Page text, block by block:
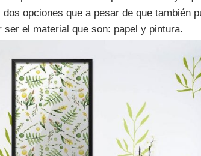
opciones que a pesar de que también
el material que son: papel y pintura.